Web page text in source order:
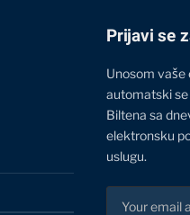
Prijavi se
Unosom vaše
automatski
Biltena sa
elektronsku
uslugu.